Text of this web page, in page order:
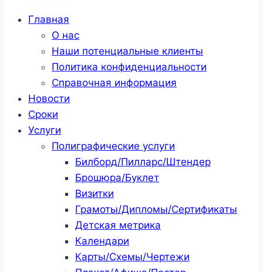
Главная
О нас
Наши потенциальные клиенты
Политика конфиденциальности
Справочная информация
Новости
Сроки
Услуги
Полиграфические услуги
Билборд/Пилларс/Штендер
Брошюра/Буклет
Визитки
Грамоты/Дипломы/Сертификаты
Детская метрика
Календари
Карты/Схемы/Чертежи